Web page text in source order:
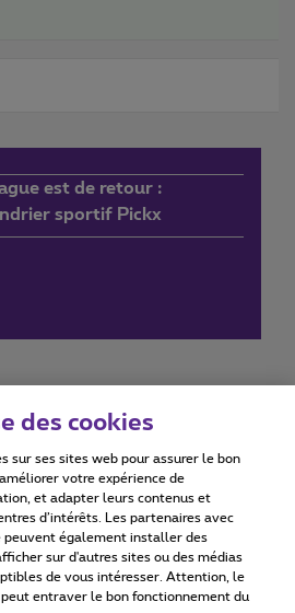
est de retour :
sportif Pickx
Accessibility statement
des cookies
sur ses sites web pour assurer le bon
votre expérience de
et adapter leurs contenus et
d’intérêts. Les partenaires avec
peuvent également installer des
sur d'autres sites ou des médias
de vous intéresser. Attention, le
entraver le bon fonctionnement du